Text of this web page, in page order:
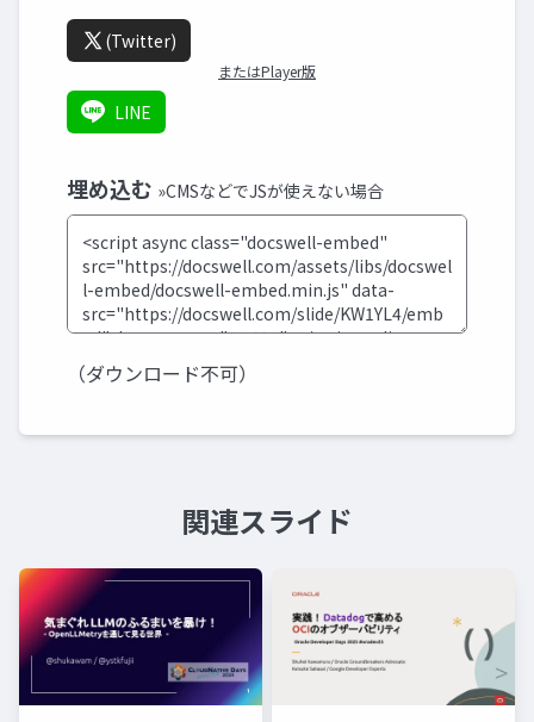
(Twitter)
またはPlayer版
LINE
埋め込む »CMSなどでJSが使えない場合
（ダウンロード不可）
関連スライド